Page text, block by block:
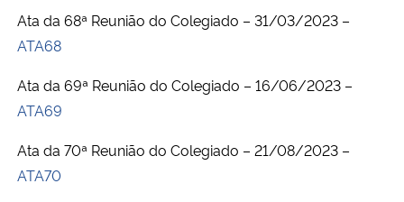
Secretaria-Geral
Secretaria de Governo
Advocacia-Geral da União
Ata da 68ª Reunião do Colegiado – 31/03/2023 –
ATA68
Ata da 69ª Reunião do Colegiado – 16/06/2023 –
ATA69
Ata da 70ª Reunião do Colegiado – 21/08/2023 –
ATA70